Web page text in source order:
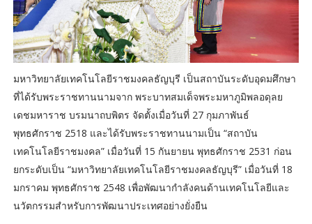
มหาวิทยาลัยเทคโนโลยีราชมงคลธัญบุรี เป็นสถาบันระดับอุดมศึกษา
ที่ได้รับพระราชทานนามจาก พระบาทสมเด็จพระมหาภูมิพลอดุลย
เดชมหาราช บรมนาถบพิตร จัดตั้งเมื่อวันที่ 27 กุมภาพันธ์
พุทธศักราช 2518 และได้รับพระราชทานนามเป็น “สถาบัน
เทคโนโลยีราชมงคล” เมื่อวันที่ 15 กันยายน พุทธศักราช 2531 ก่อน
ยกระดับเป็น “มหาวิทยาลัยเทคโนโลยีราชมงคลธัญบุรี” เมื่อวันที่ 18
มกราคม พุทธศักราช 2548 เพื่อพัฒนากำลังคนด้านเทคโนโลยีและ
นวัตกรรมสำหรับการพัฒนาประเทศอย่างยั่งยืน